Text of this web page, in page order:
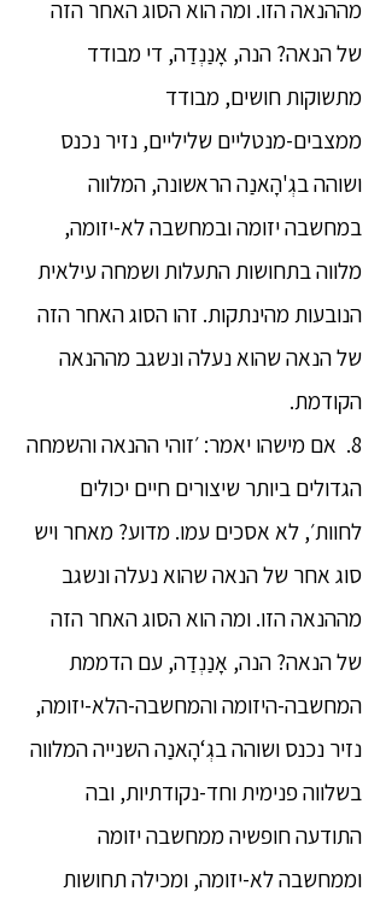
מההנאה הזו. ומה הוא הסוג האחר הזה
של הנאה? הנה, אָנַנְדַה, די מבודד
מתשוקות חושים, מבודד
ממצבים-מנטליים שליליים, נזיר נכנס
ושוהה בגְ'הָאנַה הראשונה, המלווה
במחשבה יזומה ובמחשבה לא-יזומה,
מלווה בתחושות התעלות ושמחה עילאית
הנובעות מהינתקות. זהו הסוג האחר הזה
של הנאה שהוא נעלה ונשגב מההנאה
הקודמת.
8. אם מישהו יאמר: ׳זוהי ההנאה והשמחה
הגדולים ביותר שיצורים חיים יכולים
לחוות׳, לא אסכים עמו. מדוע? מאחר ויש
סוג אחר של הנאה שהוא נעלה ונשגב
מההנאה הזו. ומה הוא הסוג האחר הזה
של הנאה? הנה, אָנַנְדַה, עם הדממת
המחשבה-היזומה והמחשבה-הלא-יזומה,
נזיר נכנס ושוהה בגְ‘הָאנַה השנייה המלווה
בשלווה פנימית וחד-נקודתיות, ובה
התודעה חופשיה ממחשבה יזומה
וממחשבה לא-יזומה, ומכילה תחושות